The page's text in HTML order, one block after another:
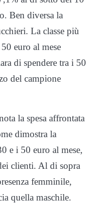
Ben diversa la
La classe più
euro al mese
di spendere tra i 50
del campione
la spesa affrontata
dimostra la
e i 50 euro al mese,
clienti. Al di sopra
femminile,
quella maschile.